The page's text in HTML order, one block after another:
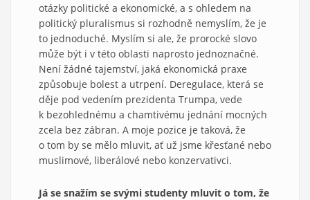
otázky politické a ekonomické, a s ohledem na
politický pluralismus si rozhodně nemyslím, že je
to jednoduché. Myslím si ale, že prorocké slovo
může být i v této oblasti naprosto jednoznačné.
Není žádné tajemství, jaká ekonomická praxe
způsobuje bolest a utrpení. Deregulace, která se
děje pod vedením prezidenta Trumpa, vede
k bezohlednému a chamtivému jednání mocných
zcela bez zábran. A moje pozice je taková, že
o tom by se mělo mluvit, ať už jsme křesťané nebo
muslimové, liberálové nebo konzervativci.
Já se snažím se svými studenty mluvit o tom, že